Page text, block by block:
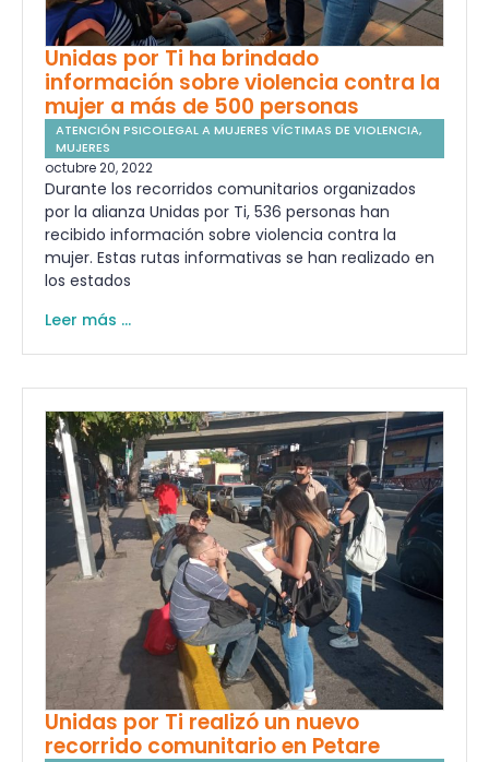
Unidas por Ti ha brindado
información sobre violencia contra la
mujer a más de 500 personas
ATENCIÓN PSICOLEGAL A MUJERES VÍCTIMAS DE VIOLENCIA,
MUJERES
octubre 20, 2022
Durante los recorridos comunitarios organizados
por la alianza Unidas por Ti, 536 personas han
recibido información sobre violencia contra la
mujer. Estas rutas informativas se han realizado en
los estados
Leer más ...
Unidas por Ti realizó un nuevo
recorrido comunitario en Petare